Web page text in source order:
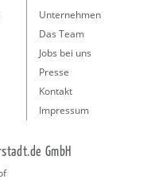
Unternehmen
Das Team
Jobs bei uns
Presse
Kontakt
Impressum
GmbH